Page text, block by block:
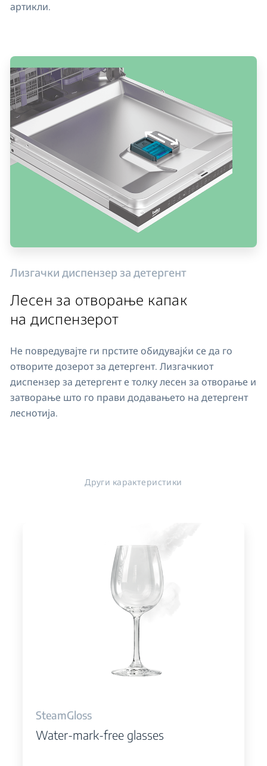
артикли.
Лизгачки диспензер за детергент
Лесен за отворање капак
на диспензерот
Не повредувајте ги прстите обидувајќи се да го
отворите дозерот за детергент. Лизгачкиот
диспензер за детергент е толку лесен за отворање и
затворање што го прави додавањето на детергент
леснотија.
Други карактеристики
SteamGloss
Water-mark-free glasses